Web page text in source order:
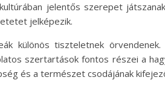
jelentős szerepet
jelképezik.
különös tiszteletnek
szertartások fontos részei a
és a természet csodájának